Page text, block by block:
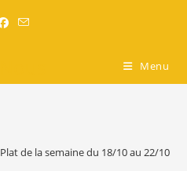
Menu
Plat de la semaine du 18/10 au 22/10